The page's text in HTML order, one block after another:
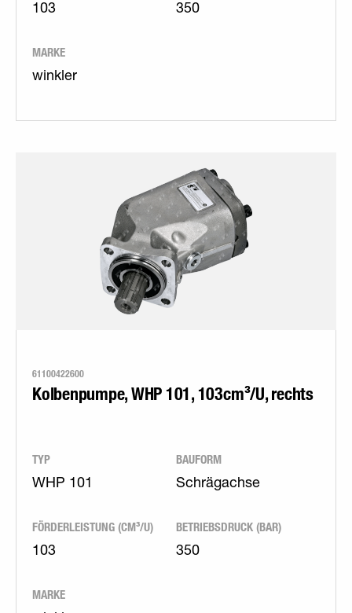
103 350
MARKE
winkler
61100422600
Kolbenpumpe, WHP 101, 103cm³/U, rechts
TYP
WHP 101
BAUFORM
Schrägachse
FÖRDERLEISTUNG (CM³/U)
103
BETRIEBSDRUCK (BAR)
350
MARKE